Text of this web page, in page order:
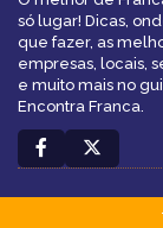
só lugar! Dicas,
que fazer, as
empresas, locais,
e muito mais no
Encontra Franca.